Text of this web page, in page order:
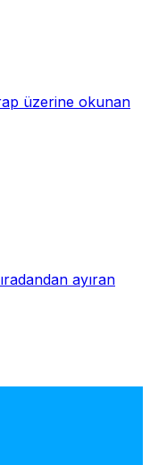
üzerine okunan
ayıran